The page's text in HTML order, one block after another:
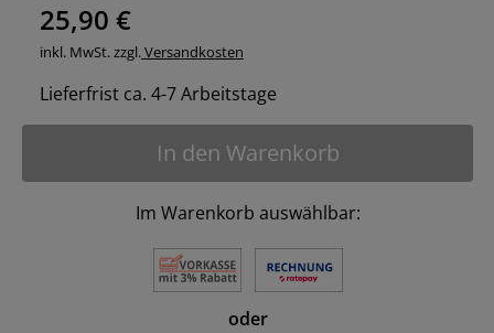
25,90 €
inkl. MwSt. zzgl.Versandkosten
Lieferfrist ca. 4-7 Arbeitstage
In den Warenkorb
Im Warenkorb auswählbar:
oder